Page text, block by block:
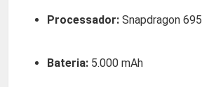
Processador: Snapdragon 695
Bateria: 5.000 mAh